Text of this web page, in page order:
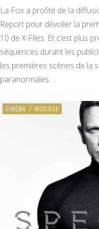
La Fox a profité de la
Report pour dévoiler la
10 de X-Files. Et c’est plus
séquences durant les
les premières scènes de la
paranormales …
CINÉMA / MUSIQUE